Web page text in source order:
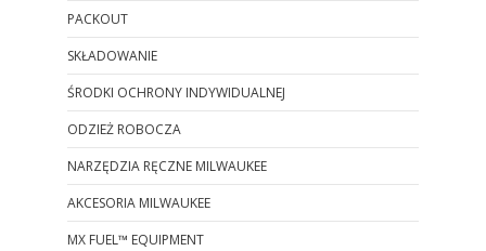
PACKOUT
SKŁADOWANIE
ŚRODKI OCHRONY INDYWIDUALNEJ
ODZIEŻ ROBOCZA
NARZĘDZIA RĘCZNE MILWAUKEE
AKCESORIA MILWAUKEE
MX FUEL™ EQUIPMENT